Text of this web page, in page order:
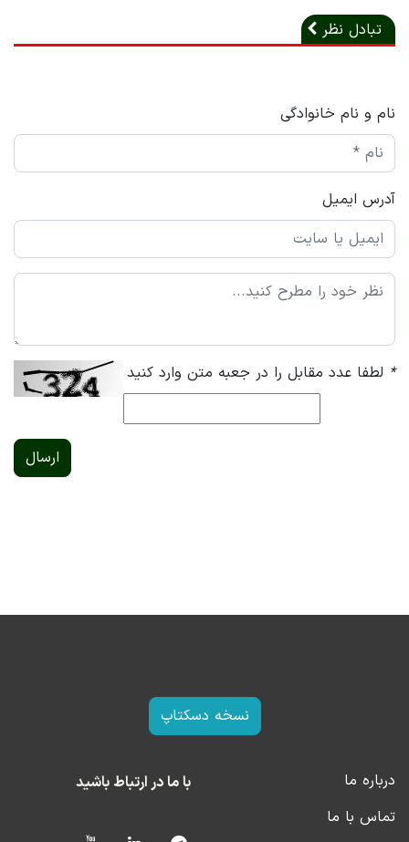
تبادل نظر
نام و نام خانوادگی
آدرس ایمیل
* لطفا عدد مقابل را در جعبه متن وارد کنید
ارسال
نسخه دسکتاپ
درباره ما
تماس با ما
با ما در ارتباط باشید